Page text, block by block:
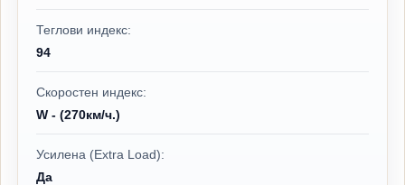
Теглови индекс:
94
Скоростен индекс:
W - (270км/ч.)
Усилена (Extra Load):
Да